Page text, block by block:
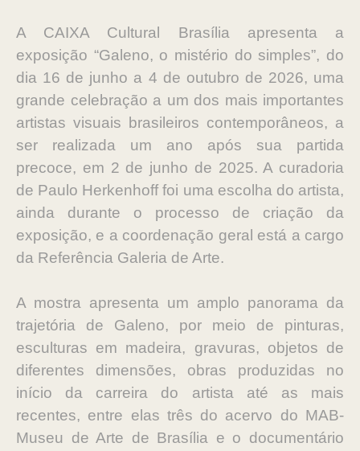
A CAIXA Cultural Brasília apresenta a
exposição “Galeno, o mistério do simples”, do
dia 16 de junho a 4 de outubro de 2026, uma
grande celebração a um dos mais importantes
artistas visuais brasileiros contemporâneos, a
ser realizada um ano após sua partida
precoce, em 2 de junho de 2025. A curadoria
de Paulo Herkenhoff foi uma escolha do artista,
ainda durante o processo de criação da
exposição, e a coordenação geral está a cargo
da Referência Galeria de Arte.
A mostra apresenta um amplo panorama da
trajetória de Galeno, por meio de pinturas,
esculturas em madeira, gravuras, objetos de
diferentes dimensões, obras produzidas no
início da carreira do artista até as mais
recentes, entre elas três do acervo do MAB-
Museu de Arte de Brasília e o documentário